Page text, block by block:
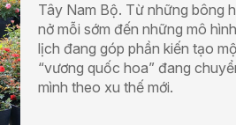
Tây Nam Bộ. Từ những bông
nở mỗi sớm đến những mô
lịch đang góp phần kiến tạo
“vương quốc hoa” đang
mình theo xu thế mới.